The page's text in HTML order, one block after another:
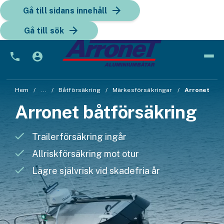
Gå till sidans innehåll
Gå till sök
Bil
Bilförsäkring
Bilförsäkring för företag
Fordon
Snöskoterförsäkring
ATV-försäkring
Släpvagnsförsäkring
Hem ... Båtförsäkring Märkesförsäkringar Arronet
Arronet båtförsäkring
Trailerförsäkring ingår
Allriskförsäkring mot otur
Lägre självrisk vid skadefria år